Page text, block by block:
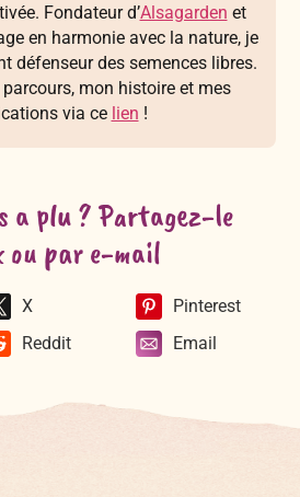
Fondateur d’Alsagarden et
en harmonie avec la nature, je
défenseur des semences libres.
mon histoire et mes
via ce lien !
a plu ? Partagez-le
ou par e-mail
X
Pinterest
Reddit Email